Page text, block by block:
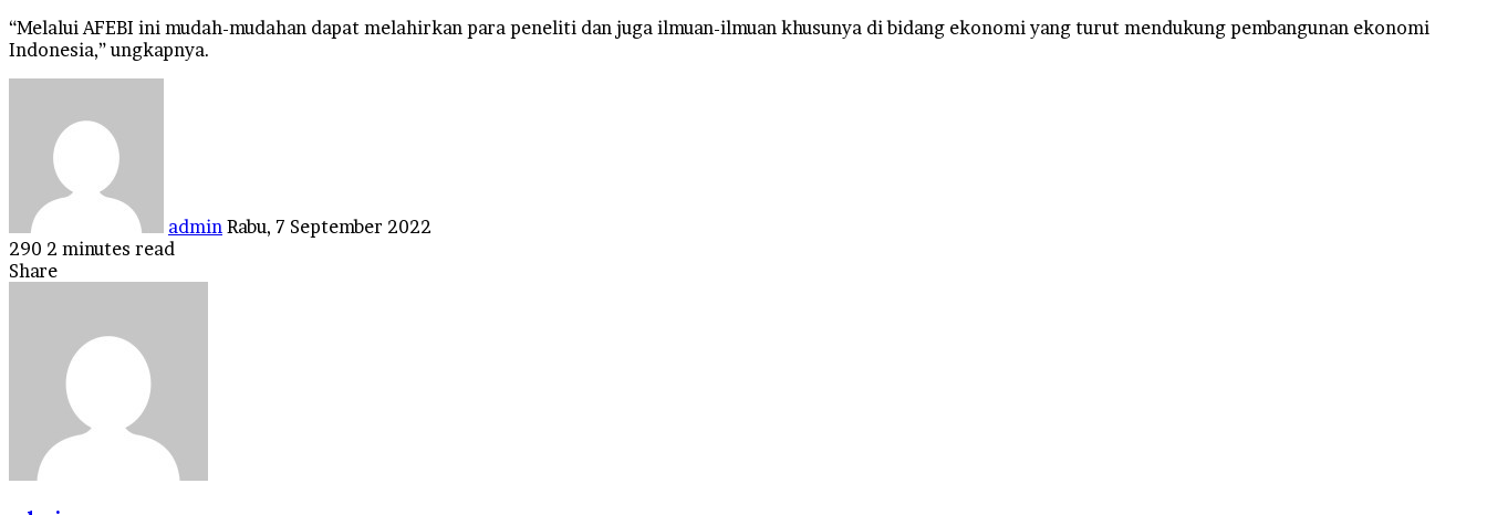
“Melalui AFEBI ini mudah-mudahan dapat melahirkan para peneliti dan juga ilmuan-ilmuan khusunya di bidang ekonomi yang turut mendukung pembangunan ekonomi
Indonesia,” ungkapnya.
admin Rabu, 7 September 2022
290 2 minutes read
Facebook
Twitter
LinkedIn
Tumblr
Pinterest
Reddit
VKontakte
Odnoklassniki
Pocket
Share